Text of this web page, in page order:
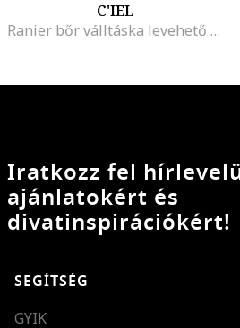
C'IEL
Ranier bőr válltáska levehető pánttal, Fekete
Iratkozz fel
ajánlatokért és
divatinspirációkért!
SEGÍTSÉG
GYIK